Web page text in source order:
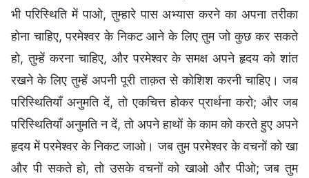
भी परिस्थिति में पाओ, तुम्हारे पास अभ्यास करने का अपना तरीका
होना चाहिए, परमेश्वर के निकट आने के लिए तुम जो कुछ कर सकते
हो, तुम्हें करना चाहिए, और परमेश्वर के समक्ष अपने हृदय को शांत
रखने के लिए तुम्हें अपनी पूरी ताक़त से कोशिश करनी चाहिए। जब
परिस्थितियाँ अनुमति दें, तो एकचित्त होकर प्रार्थना करो; और जब
परिस्थितियाँ अनुमति न दें, तो अपने हाथों के काम को करते हुए अपने
हृदय में परमेश्वर के निकट जाओ। जब तुम परमेश्वर के वचनों को खा
और पी सकते हो, तो उसके वचनों को खाओ और पीओ; जब तुम